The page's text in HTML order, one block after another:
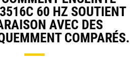
60 HZ SOUTIENT
AVEC DES
COMPARÉS.